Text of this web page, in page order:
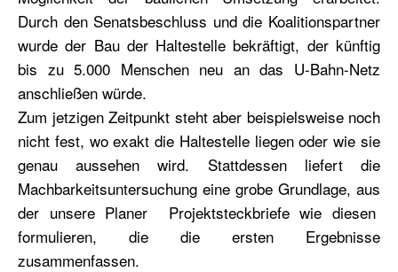
Durch den Senatsbeschluss und die Koalitionspartner
wurde der Bau der Haltestelle bekräftigt, der künftig
bis zu 5.000 Menschen neu an das U-Bahn-Netz
anschließen würde.
Zum jetzigen Zeitpunkt steht aber beispielsweise noch
nicht fest, wo exakt die Haltestelle liegen oder wie sie
genau aussehen wird. Stattdessen liefert die
Machbarkeitsuntersuchung eine grobe Grundlage, aus
der unsere Planer Projektsteckbriefe wie diesen
formulieren, die die ersten Ergebnisse
zusammenfassen.